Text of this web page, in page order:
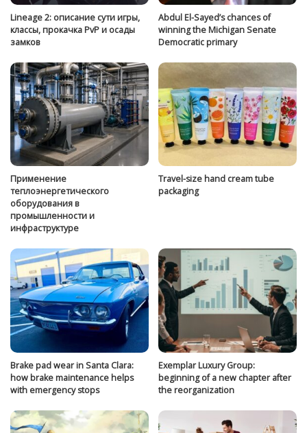
Lineage 2: описание сути игры,
классы, прокачка PvP и осады
замков
Abdul El-Sayed’s chances of
winning the Michigan Senate
Democratic primary
Применение
теплоэнергетического
оборудования в
промышленности и
инфраструктуре
Travel-size hand cream tube
packaging
Brake pad wear in Santa Clara:
how brake maintenance helps
with emergency stops
Exemplar Luxury Group:
beginning of a new chapter after
the reorganization